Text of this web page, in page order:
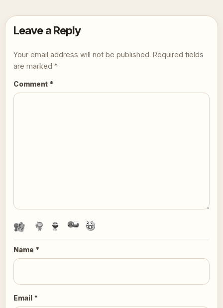
Leave a Reply
Your email address will not be published. Required fields
are marked *
Comment *
Name *
Email *